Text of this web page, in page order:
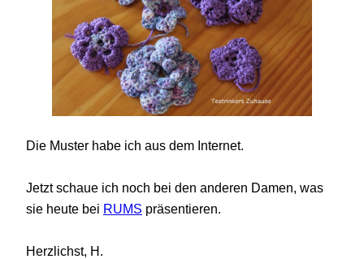
Die Muster habe ich aus dem Internet.
Jetzt schaue ich noch bei den anderen Damen, was
sie heute bei RUMS präsentieren.
Herzlichst, H.